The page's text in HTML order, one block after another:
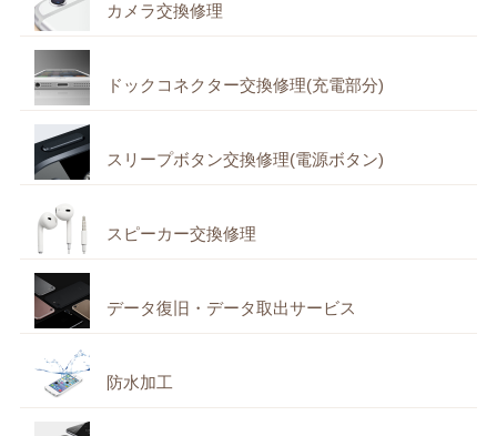
カメラ交換修理
ドックコネクター交換修理(充電部分)
スリープボタン交換修理(電源ボタン)
スピーカー交換修理
データ復旧・データ取出サービス
防水加工